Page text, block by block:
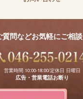
問などお気軽にご相談
営業時間 10:00-18:00/定休日 日曜日
広告・営業電話お断り